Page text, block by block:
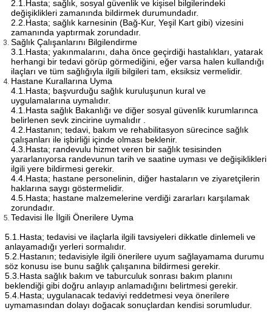
2.1.Hasta; sağlık, sosyal güvenlik ve kişisel bilgilerindeki
değişiklikleri zamanında bildirmek durumundadır.
2.2.Hasta; sağlık karnesinin (Bağ-Kur, Yeşil Kart gibi) vizesini
zamanında yaptırmak zorundadır.
Sağlık Çalışanlarını Bilgilendirme
3.1.Hasta; yakınmalarını, daha önce geçirdiği hastalıkları, yatarak
herhangi bir tedavi görüp görmediğini, eğer varsa halen kullandığı
ilaçları ve tüm sağlığıyla ilgili bilgileri tam, eksiksiz vermelidir.
Hastane Kurallarına Uyma
4.1.Hasta; başvurduğu sağlık kuruluşunun kural ve
uygulamalarına uymalıdır.
4.1.Hasta sağlık Bakanlığı ve diğer sosyal güvenlik kurumlarınca
belirlenen sevk zincirine uymalıdır .
4.2.Hastanın; tedavi, bakım ve rehabilitasyon sürecince sağlık
çalışanları ile işbirliği içinde olması beklenir.
4.3.Hasta; randevulu hizmet veren bir sağlık tesisinden
yararlanıyorsa randevunun tarih ve saatine uyması ve değişiklikleri
ilgili yere bildirmesi gerekir.
4.4.Hasta; hastane personelinin, diğer hastaların ve ziyaretçilerin
haklarına saygı göstermelidir.
4.5.Hasta; hastane malzemelerine verdiği zararları karşılamak
zorundadır.
Tedavisi İle İlgili Önerilere Uyma
5.1.Hasta; tedavisi ve ilaçlarla ilgili tavsiyeleri dikkatle dinlemeli ve
anlayamadığı yerleri sormalıdır.
5.2.Hastanın; tedavisiyle ilgili önerilere uyum sağlayamama durumu
söz konusu ise bunu sağlık çalışanına bildirmesi gerekir.
5.3.Hasta sağlık bakım ve taburculuk sonrası bakım planını
beklendiği gibi doğru anlayıp anlamadığını belirtmesi gerekir.
5.4.Hasta; uygulanacak tedaviyi reddetmesi veya önerilere
uymamasından dolayı doğacak sonuçlardan kendisi sorumludur.